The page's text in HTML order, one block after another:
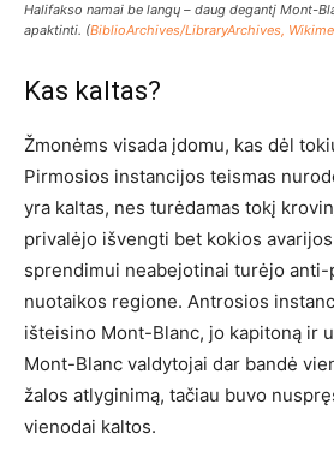
Halifakso namai be langų – daug degantį Mont-
apaktinti. (BiblioArchives/LibraryArchives,
Kas kaltas?
Žmonėms visada įdomu, kas dėl
Pirmosios instancijos teismas
yra kaltas, nes turėdamas tokį
privalėjo išvengti bet kokios
sprendimui neabejotinai turėjo anti-
nuotaikos regione. Antrosios
išteisino Mont-Blanc, jo kapitoną ir
Mont-Blanc valdytojai dar bandė
žalos atlyginimą, tačiau buvo
vienodai kaltos.